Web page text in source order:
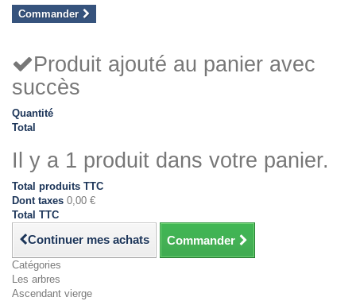
Commander
Produit ajouté au panier avec
succès
Quantité
Total
Il y a 1 produit dans votre panier.
Total produits TTC
Dont taxes 0,00 €
Total TTC
Continuer mes achats Commander
Catégories
Les arbres
Ascendant vierge